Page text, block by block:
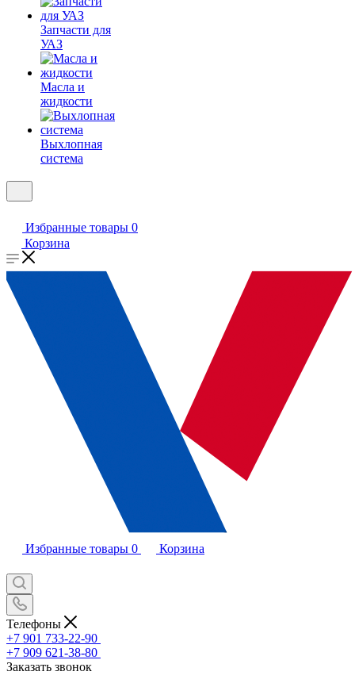
Запчасти для
УАЗ
Масла и
жидкости
Выхлопная
система
Избранные товары 0
Корзина
Избранные товары 0 Корзина
Телефоны
+7 901 733-22-90
+7 909 621-38-80
Заказать звонок